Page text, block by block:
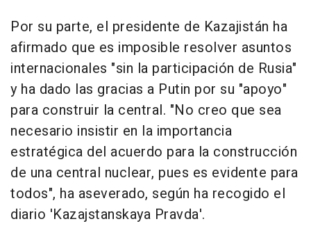
Por su parte, el presidente de Kazajistán ha
afirmado que es imposible resolver asuntos
internacionales "sin la participación de Rusia"
y ha dado las gracias a Putin por su "apoyo"
para construir la central. "No creo que sea
necesario insistir en la importancia
estratégica del acuerdo para la construcción
de una central nuclear, pues es evidente para
todos", ha aseverado, según ha recogido el
diario 'Kazajstanskaya Pravda'.